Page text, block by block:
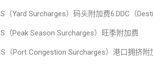
（Yard Surcharges）码头附加费6.DDC（
（Peak Season Surcharges）旺季附加费
（Port Congestion Surcharges）港口拥挤附